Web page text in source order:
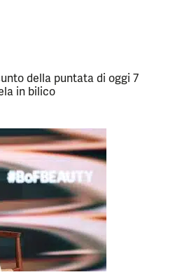
della puntata di oggi 7
in bilico